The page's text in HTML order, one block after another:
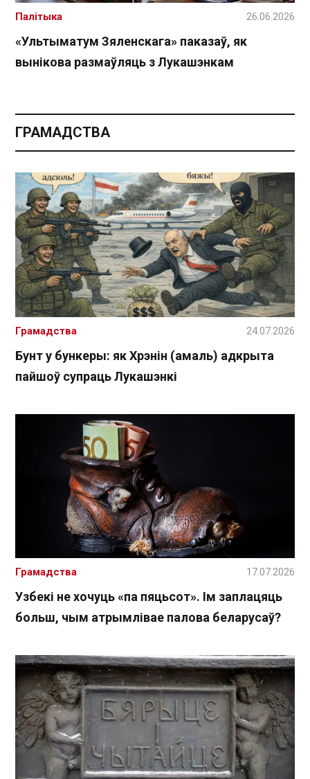
«Ультыматум Зяленскага» паказаў, як
вынікова размаўляць з Лукашэнкам
Палітыка 26.06.2026
ГРАМАДСТВА
Бунт у бункеры: як Хрэнін (амаль) адкрыта
пайшоў супраць Лукашэнкі
Грамадства 24.07.2026
Узбекі не хочуць «па пяцьсот». Ім заплацяць
больш, чым атрымлівае палова беларусаў?
Грамадства 17.07.2026